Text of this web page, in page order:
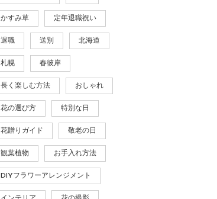
かすみ草 定年退職祝い
退職 送別 北海道
札幌 春彼岸
長く楽しむ方法 おしゃれ
花の選び方 特別な日
花贈りガイド 敬老の日
観葉植物 お手入れ方法
DIYフラワーアレンジメント